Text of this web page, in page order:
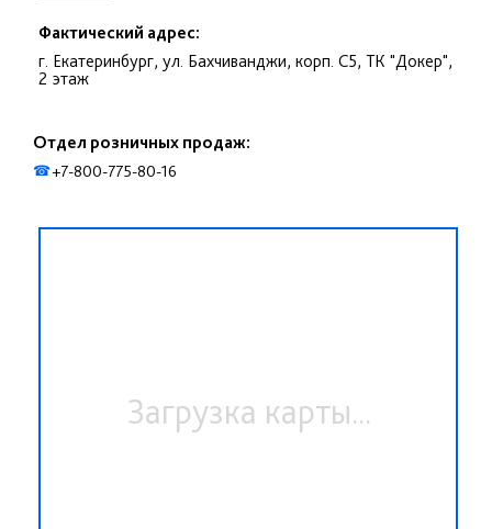
Фактический адрес:
г. Екатеринбург, ул. Бахчиванджи, корп. С5, ТК "Докер",
2 этаж
Отдел розничных продаж:
☎+7-800-775-80-16
Загрузка карты...